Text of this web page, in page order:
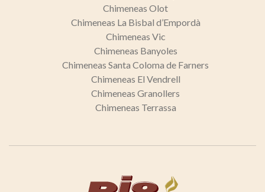
Chimeneas Olot
Chimeneas La Bisbal d’Empordà
Chimeneas Vic
Chimeneas Banyoles
Chimeneas Santa Coloma de Farners
Chimeneas El Vendrell
Chimeneas Granollers
Chimeneas Terrassa